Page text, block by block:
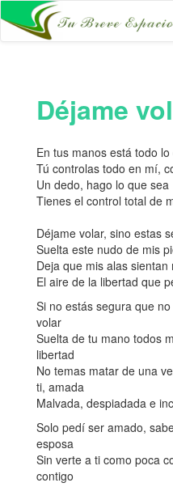
Déjame
En tus manos está todo
Tú controlas todo en mí,
Un dedo, hago lo que sea
Tienes el control total de
Déjame volar, sino estas
Suelta este nudo de mis
Deja que mis alas
El aire de la libertad que
Si no estás segura que
volar
Suelta de tu mano todos
libertad
No temas matar de una
ti, amada
Malvada, despiadada e
Solo pedí ser amado,
esposa
Sin verte a ti como poca
contigo